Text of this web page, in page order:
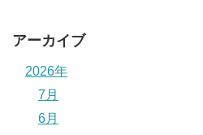
アーカイブ
2026年
7月
6月